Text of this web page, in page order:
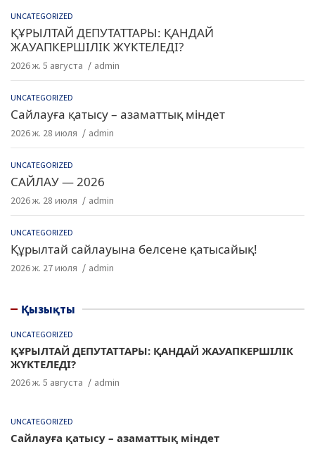
UNCATEGORIZED
ҚҰРЫЛТАЙ ДЕПУТАТТАРЫ: ҚАНДАЙ
ЖАУАПКЕРШІЛІК ЖҮКТЕЛЕДІ?
2026 ж. 5 августа admin
UNCATEGORIZED
Сайлауға қатысу – азаматтық міндет
2026 ж. 28 июля admin
UNCATEGORIZED
САЙЛАУ — 2026
2026 ж. 28 июля admin
UNCATEGORIZED
Құрылтай сайлауына белсене қатысайық!
2026 ж. 27 июля admin
Қызықты
UNCATEGORIZED
ҚҰРЫЛТАЙ ДЕПУТАТТАРЫ: ҚАНДАЙ ЖАУАПКЕРШІЛІК
ЖҮКТЕЛЕДІ?
2026 ж. 5 августа admin
UNCATEGORIZED
Сайлауға қатысу – азаматтық міндет